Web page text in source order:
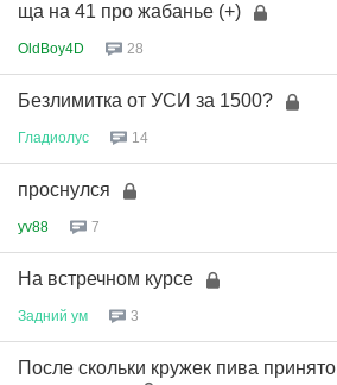
ща на 41 про жабанье (+)
OldBoy4D 28
Безлимитка от УСИ за 1500?
Гладиолус 14
проснулся
yv88 7
На встречном курсе
Задний ум 3
После скольки кружек пива принято